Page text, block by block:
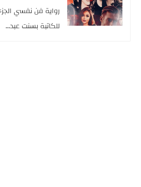
رواية فن نفسي
للكاتبة بسنت عبد...